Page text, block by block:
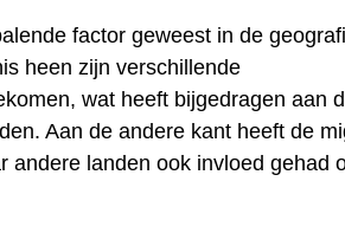
factor geweest in de
heen zijn verschillende
wat heeft bijgedragen aan
Aan de andere kant heeft de
andere landen ook invloed gehad